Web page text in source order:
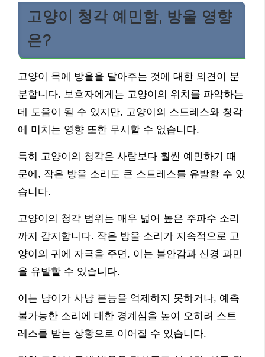
고양이 청각 예민함, 방울 영향
은?
고양이 목에 방울을 달아주는 것에 대한 의견이 분
분합니다. 보호자에게는 고양이의 위치를 파악하는
데 도움이 될 수 있지만, 고양이의 스트레스와 청각
에 미치는 영향 또한 무시할 수 없습니다.
특히 고양이의 청각은 사람보다 훨씬 예민하기 때
문에, 작은 방울 소리도 큰 스트레스를 유발할 수 있
습니다.
고양이의 청각 범위는 매우 넓어 높은 주파수 소리
까지 감지합니다. 작은 방울 소리가 지속적으로 고
양이의 귀에 자극을 주면, 이는 불안감과 신경 과민
을 유발할 수 있습니다.
이는 냥이가 사냥 본능을 억제하지 못하거나, 예측
불가능한 소리에 대한 경계심을 높여 오히려 스트
레스를 받는 상황으로 이어질 수 있습니다.